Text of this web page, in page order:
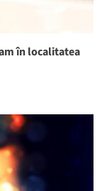
în localitatea